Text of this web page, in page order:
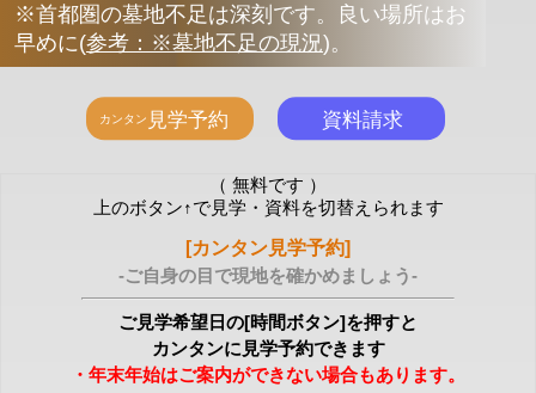
※首都圏の墓地不足は深刻です。良い場所はお
早めに(参考：※墓地不足の現況)。
（ 無料です ）
上のボタン↑で見学・資料を切替えられます
[カンタン見学予約]
-ご自身の目で現地を確かめましょう-
ご見学希望日の[時間ボタン]を押すと
カンタンに見学予約できます
・年末年始はご案内ができない場合もあります。